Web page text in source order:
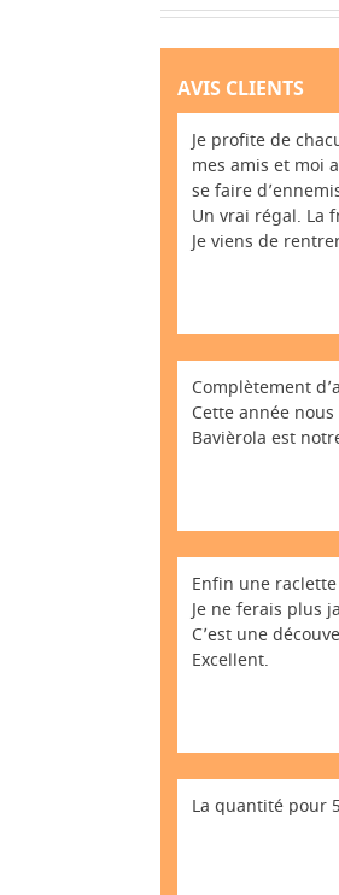
AVIS CLIENTS
Je profite de
mes amis et moi
se faire
Un vrai régal. La
Je viens de
Complètement
Cette année
Bavièrola est
Enfin une
Je ne ferais plus
C’est une
Excellent.
La quantité pour